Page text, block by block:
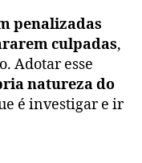
penalizadas
culpadas,
Adotar esse
natureza do
é investigar e ir